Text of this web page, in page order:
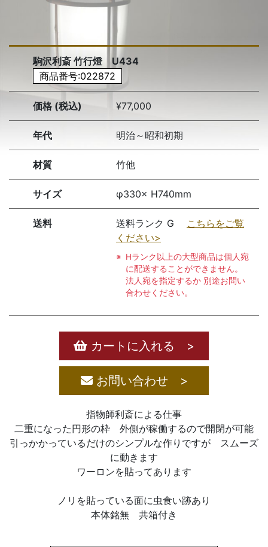
駒沢利斎 竹行燈 U434
商品番号:022872
価格 (税込) ¥77,000
年代 明治～昭和初期
材質 竹他
サイズ φ330× H740mm
送料 送料ランク G こちらをご覧
ください>
Hランク以上の大型商品は個人宛
に配送することができません。
法人宛を指定するか 別途お問い
合わせください。
カートに入れる >
お問い合わせ >
指物師利斎による仕事
二重になった円形の枠 外側が稼働するので開閉が可能
引っかかっているだけのシンプルな作りですが スムーズ
に動きます
ワーロンを貼ってあります
ノリを貼っている面に虫食い跡あり
本体銘無 共箱付き